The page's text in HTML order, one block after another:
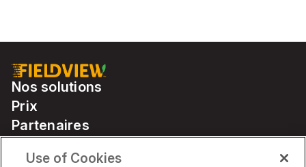
Nos solutions
Prix
Partenaires
Use of Cookies